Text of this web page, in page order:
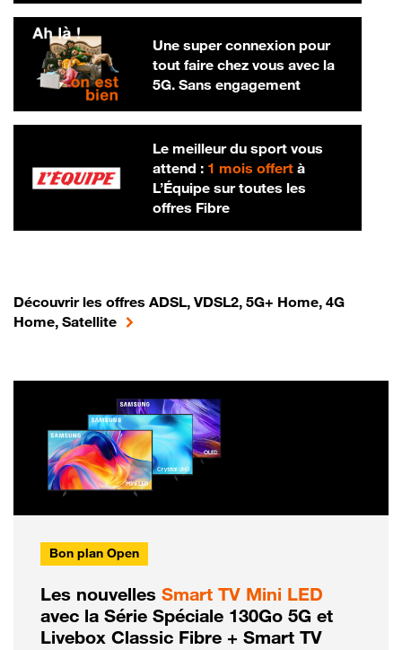
Une super connexion pour
tout faire chez vous avec la
5G. Sans engagement
Le meilleur du sport vous
attend : 1 mois offertà
L’Équipe sur toutes les
offres Fibre
Découvrir les offres ADSL, VDSL2, 5G+ Home, 4G
Home, Satellite
Bon plan Open
Les nouvelles Smart TV Mini LED
avec la Série Spéciale 130Go 5G et
Livebox Classic Fibre + Smart TV